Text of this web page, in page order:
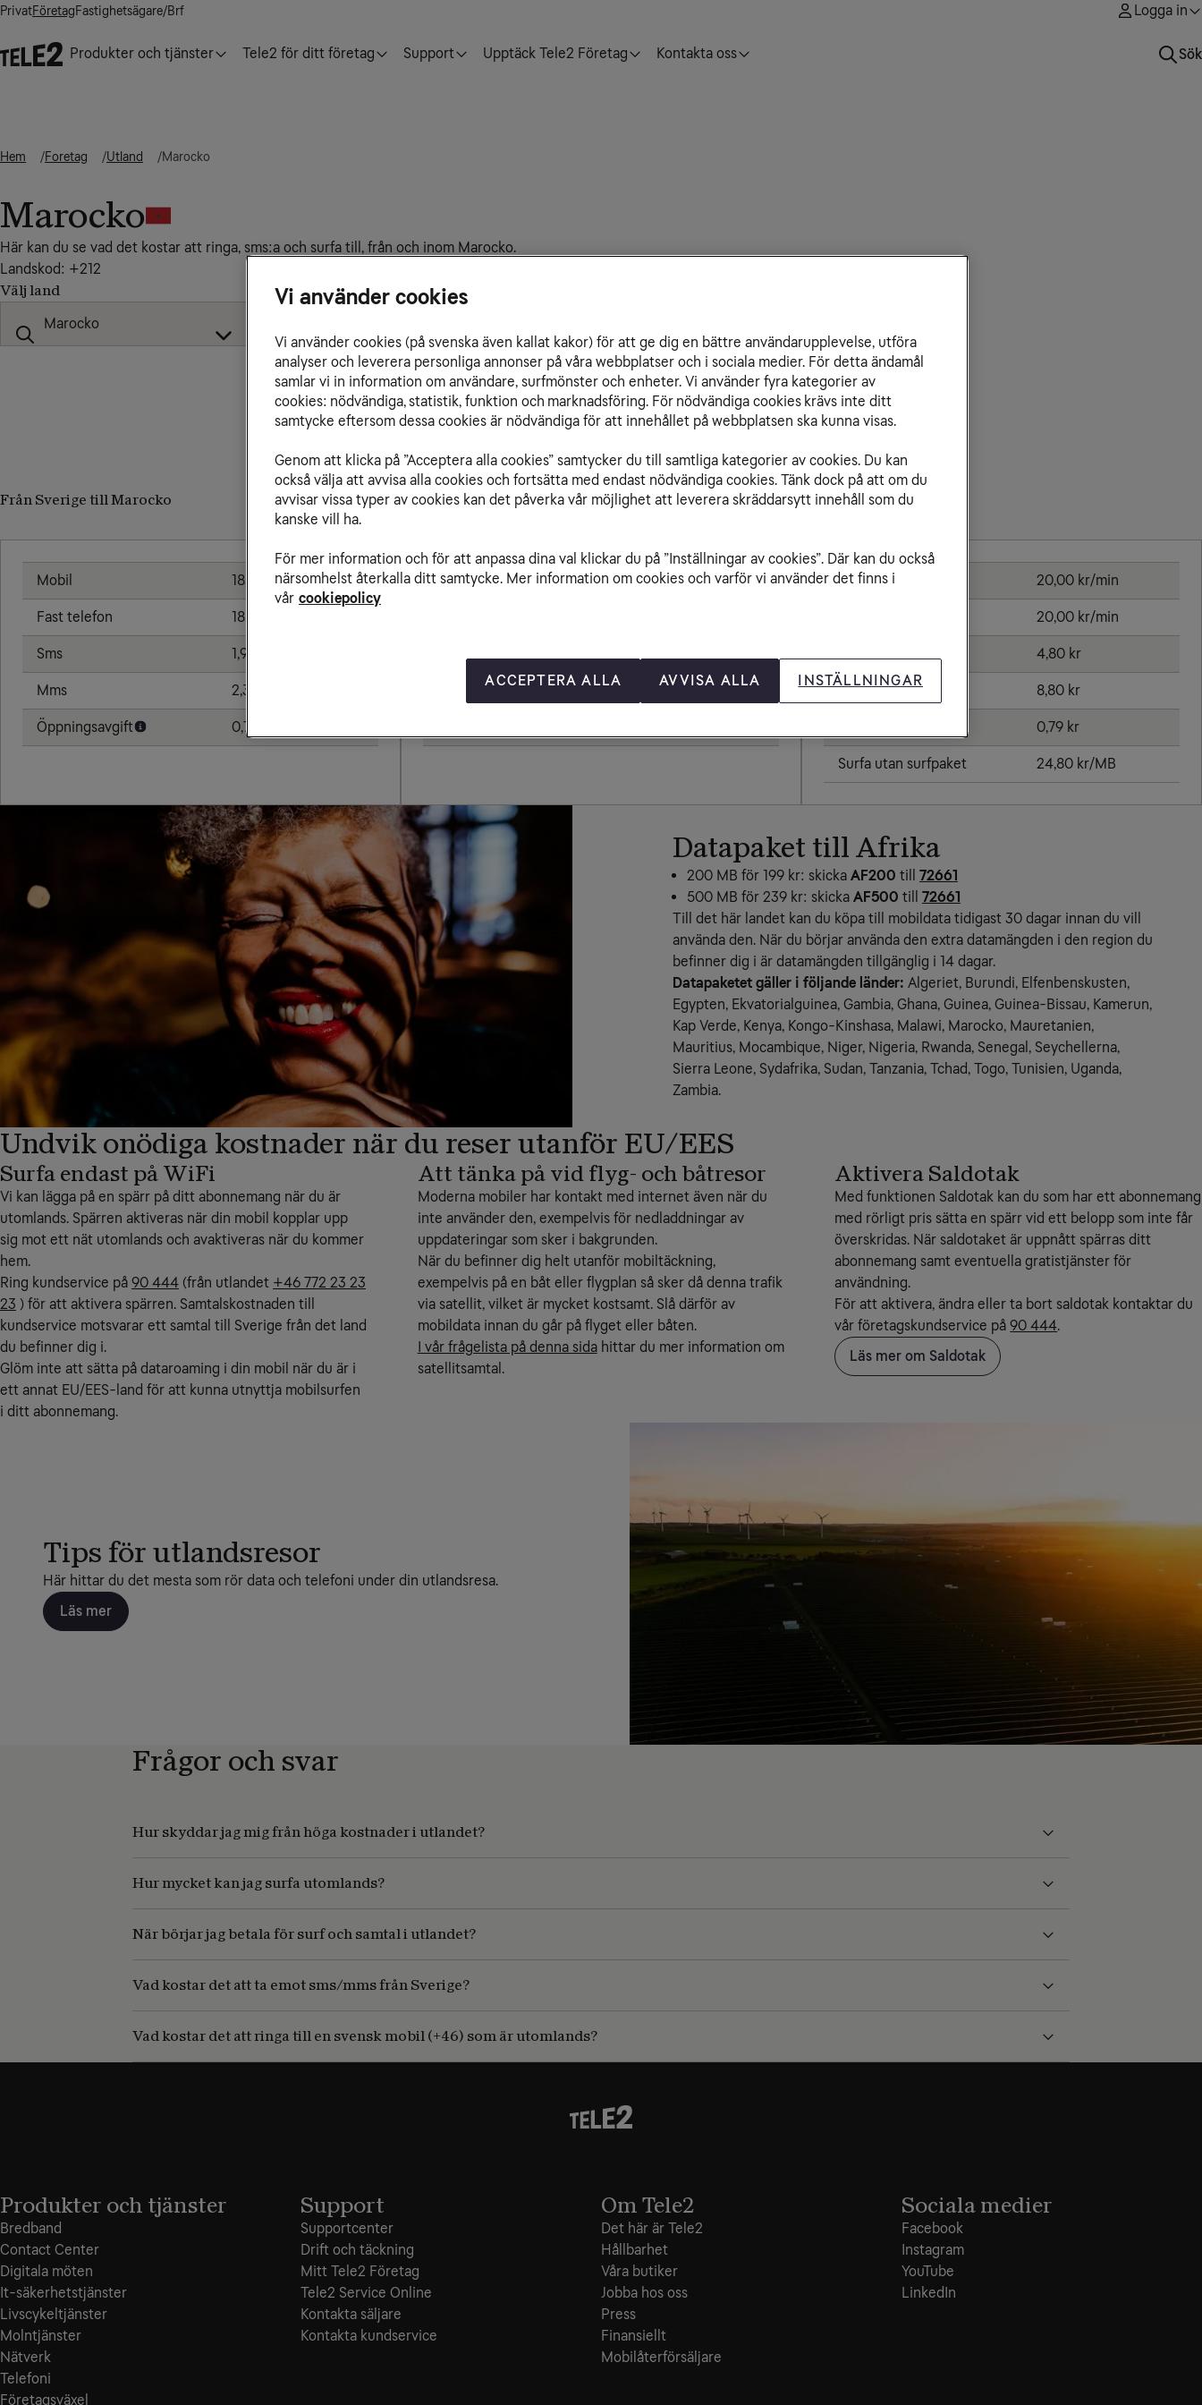
PrivatFöretagFastighetsägare/Brf Logga in
Produkter och tjänster Tele2 för ditt företag Support Upptäck Tele2 Företag Kontakta oss Sök
Hem Foretag Utland Marocko
Marocko
Här kan du se vad det kostar att ringa, sms:a och surfa till, från och inom Marocko.
Landskod: +212
Välj land
Från Sverige till Marocko
Mobil 18,00 kr/min
Fast telefon 18,00 kr/min
Sms 1,91 kr
Mms 2,39 kr
Öppningsavgift 0,79 kr
Från Marocko till
Ringa samtal 20,00 kr/min
8,80 kr
Priser inom Marocko
Ringa samtal 20,00 kr/min
20,00 kr/min
4,80 kr
Mms 8,80 kr
0,79 kr
Surfa utan surfpaket 24,80 kr/MB
Datapaket till Afrika
200 MB för 199 kr: skicka AF200 till 72661
500 MB för 239 kr: skicka AF500 till 72661
Till det här landet kan du köpa till mobildata tidigast 30 dagar innan du vill
använda den. När du börjar använda den extra datamängden i den region du
befinner dig i är datamängden tillgänglig i 14 dagar.
Datapaketet gäller i följande länder: Algeriet, Burundi, Elfenbenskusten,
Egypten, Ekvatorialguinea, Gambia, Ghana, Guinea, Guinea-Bissau, Kamerun,
Kap Verde, Kenya, Kongo-Kinshasa, Malawi, Marocko, Mauretanien,
Mauritius, Mocambique, Niger, Nigeria, Rwanda, Senegal, Seychellerna,
Sierra Leone, Sydafrika, Sudan, Tanzania, Tchad, Togo, Tunisien, Uganda,
Zambia.
Undvik onödiga kostnader när du reser utanför EU/EES
Surfa endast på WiFi
Vi kan lägga på en spärr på ditt abonnemang när du är
utomlands. Spärren aktiveras när din mobil kopplar upp
sig mot ett nät utomlands och avaktiveras när du kommer
hem.
Ring kundservice på 90 444 (från utlandet +46 772 23 23
23 ) för att aktivera spärren. Samtalskostnaden till
kundservice motsvarar ett samtal till Sverige från det land
du befinner dig i.
Glöm inte att sätta på dataroaming i din mobil när du är i
ett annat EU/EES-land för att kunna utnyttja mobilsurfen
i ditt abonnemang.
Att tänka på vid flyg- och båtresor
Moderna mobiler har kontakt med internet även när du
inte använder den, exempelvis för nedladdningar av
uppdateringar som sker i bakgrunden.
När du befinner dig helt utanför mobiltäckning,
exempelvis på en båt eller flygplan så sker då denna trafik
via satellit, vilket är mycket kostsamt. Slå därför av
mobildata innan du går på flyget eller båten.
I vår frågelista på denna sidahittar du mer information om
satellitsamtal.
Aktivera Saldotak
Med funktionen Saldotak kan du som har ett abonnemang
med rörligt pris sätta en spärr vid ett belopp som inte får
överskridas. När saldotaket är uppnått spärras ditt
abonnemang samt eventuella gratistjänster för
användning.
För att aktivera, ändra eller ta bort saldotak kontaktar du
vår företagskundservice på90 444.
Läs mer om Saldotak
Tips för utlandsresor
Här hittar du det mesta som rör data och telefoni under din utlandsresa.
Läs mer
Frågor och svar
Hur skyddar jag mig från höga kostnader i utlandet?
Hur mycket kan jag surfa utomlands?
När börjar jag betala för surf och samtal i utlandet?
Vad kostar det att ta emot sms/mms från Sverige?
Vad kostar det att ringa till en svensk mobil (+46) som är utomlands?
Produkter och tjänster
Bredband
Contact Center
Digitala möten
It-säkerhetstjänster
Livscykeltjänster
Molntjänster
Nätverk
Telefoni
Företagsväxel
Support
Supportcenter
Drift och täckning
Mitt Tele2 Företag
Tele2 Service Online
Kontakta säljare
Kontakta kundservice
Om Tele2
Det här är Tele2
Hållbarhet
Våra butiker
Jobba hos oss
Press
Finansiellt
Mobilåterförsäljare
Sociala medier
Facebook
Instagram
YouTube
LinkedIn
Vi använder cookies
Vi använder cookies (på svenska även kallat kakor) för att ge dig en bättre användarupplevelse, utföra
analyser och leverera personliga annonser på våra webbplatser och i sociala medier. För detta ändamål
samlar vi in information om användare, surfmönster och enheter. Vi använder fyra kategorier av
cookies: nödvändiga, statistik, funktion och marknadsföring. För nödvändiga cookies krävs inte ditt
samtycke eftersom dessa cookies är nödvändiga för att innehållet på webbplatsen ska kunna visas.
Genom att klicka på ”Acceptera alla cookies” samtycker du till samtliga kategorier av cookies. Du kan
också välja att avvisa alla cookies och fortsätta med endast nödvändiga cookies. Tänk dock på att om du
avvisar vissa typer av cookies kan det påverka vår möjlighet att leverera skräddarsytt innehåll som du
kanske vill ha.
För mer information och för att anpassa dina val klickar du på ”Inställningar av cookies”. Där kan du också
närsomhelst återkalla ditt samtycke. Mer information om cookies och varför vi använder det finns i
vår cookiepolicy
ACCEPTERA ALLA AVVISA ALLA INSTÄLLNINGAR